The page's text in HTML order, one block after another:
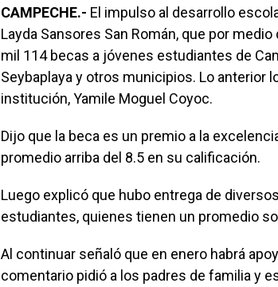
CAMPECHE.- El impulso al desarrollo
Layda Sansores San Román, que por
mil 114 becas a jóvenes estudiantes de
Seybaplaya y otros municipios. Lo anterior
institución, Yamile Moguel Coyoc.
Dijo que la beca es un premio a la
promedio arriba del 8.5 en su calificación.
Luego explicó que hubo entrega de
estudiantes, quienes tienen un promedio
Al continuar señaló que en enero habrá
comentario pidió a los padres de familia y